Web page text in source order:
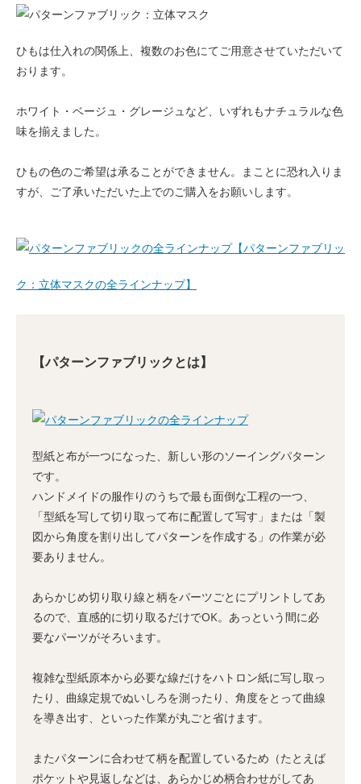
ひもは仕入れの関係上、複数のお色にてご用意させていただいて
おります。
ホワイト・ベージュ・グレージュなど、いずれもナチュラルな色
味を揃えました。
ひもの色のご希望は承ることができません。まことに恐れ入りま
すが、ご了承いただいた上でのご購入をお願いします。
【パターンファブリッ
ク：立体マスクの全ラインナップ】
【パターンファブリックとは】
型紙と布が一つになった、新しい形のソーイングパターン
です。
ハンドメイドの服作りのうちで最も面倒な工程の一つ、
「型紙を写して切り取って布に配置して写す」または「製
図から角度を割り出してパターンを作成する」の作業が必
要ありません。
あらかじめ切り取り線と柄をパーツごとにプリントしてあ
るので、直感的に切り取るだけでOK。あっという間に必
要なパーツがそろいます。
複雑な型紙原本から必要な線だけをハトロン紙に写し取っ
たり、曲線定規でぬいしろを測ったり、角度をとって曲線
を導き出す、といった作業が丸ごと省けます。
またパターンに合わせて柄を配置しているため（たとえば
ポケットや見返しなどは、あらかじめ柄合わせがしてあ